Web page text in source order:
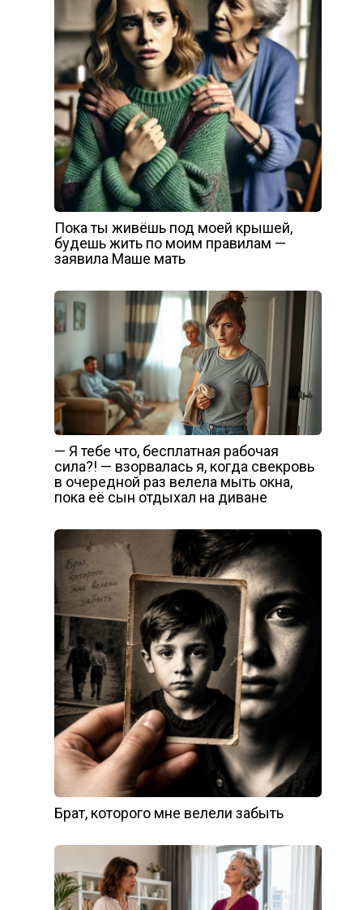
Пока ты живёшь под моей крышей,
будешь жить по моим правилам —
заявила Маше мать
— Я тебе что, бесплатная рабочая
сила?! — взорвалась я, когда свекровь
в очередной раз велела мыть окна,
пока её сын отдыхал на диване
Брат, которого мне велели забыть